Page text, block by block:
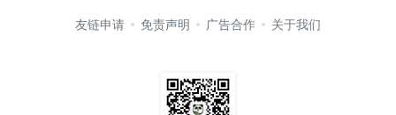
友链申请 免责声明 广告合作 关于我们